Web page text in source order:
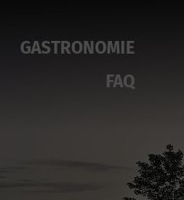
GASTRONOMIE
FAQ